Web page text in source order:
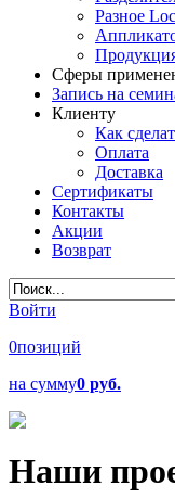
Разное
Сферы
Запись на
Клиенту
Как
Оплата
Доставка
Сертификаты
Контакты
Акции
Возврат
Войти
0позиций
на сумму0 руб.
Наши